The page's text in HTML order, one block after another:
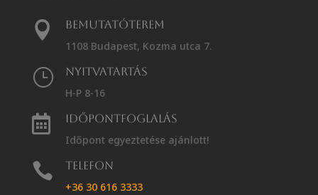

Bemutatóterem
1108 Budapest, Kozma utca 7.
}
Nyitvatartás
H-P 8-16

Időpontfoglalás
Időpont egyeztetése ajánlott!

Telefon
+36 30 616 3333